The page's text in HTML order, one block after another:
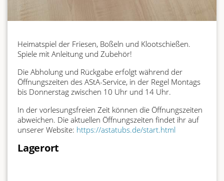
Heimatspiel der Friesen, Boßeln und Klootschießen.
Spiele mit Anleitung und Zubehör!
Die Abholung und Rückgabe erfolgt während der
Öffnungszeiten des AStA-Service, in der Regel Montags
bis Donnerstag zwischen 10 Uhr und 14 Uhr.
In der vorlesungsfreien Zeit können die Öffnungszeiten
abweichen. Die aktuellen Öffnungszeiten findet ihr auf
unserer Website: https://astatubs.de/start.html
Lagerort